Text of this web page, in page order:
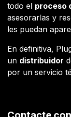
todo el proceso
asesorarlas y
les puedan
En definitiva,
un distribuidor
por un servicio